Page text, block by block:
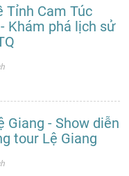
Tỉnh Cam Túc
Khám phá lịch sử
Giang - Show diễn
tour Lệ Giang